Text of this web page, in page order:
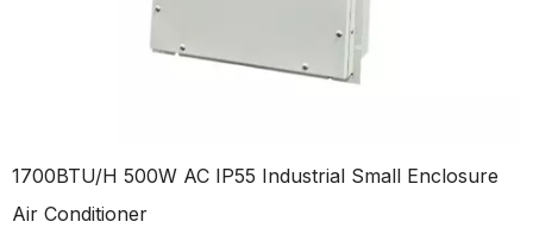
1700BTU/H 500W AC IP55 Industrial Small Enclosure
Air Conditioner